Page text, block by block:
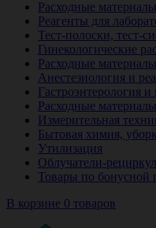
Расходные
Реагенты для
Тест-полоски, тест-
Гинекологические
Расходные
Анестезиология и
Гастроэнтерология и
Расходные
Измерительная
Бытовая химия,
Утилизация
Облучатели-
Товары по бонусной
В корзине 0 товаров